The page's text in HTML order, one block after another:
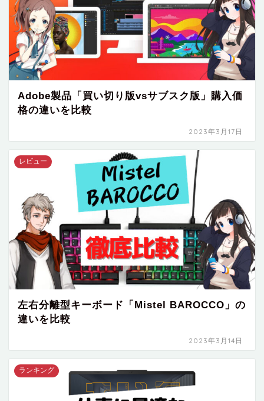
Adobe製品「買い切り版vsサブスク版」購入価
格の違いを比較
2023年3月17日
レビュー
左右分離型キーボード「Mistel BAROCCO」の
違いを比較
2023年3月14日
ランキング